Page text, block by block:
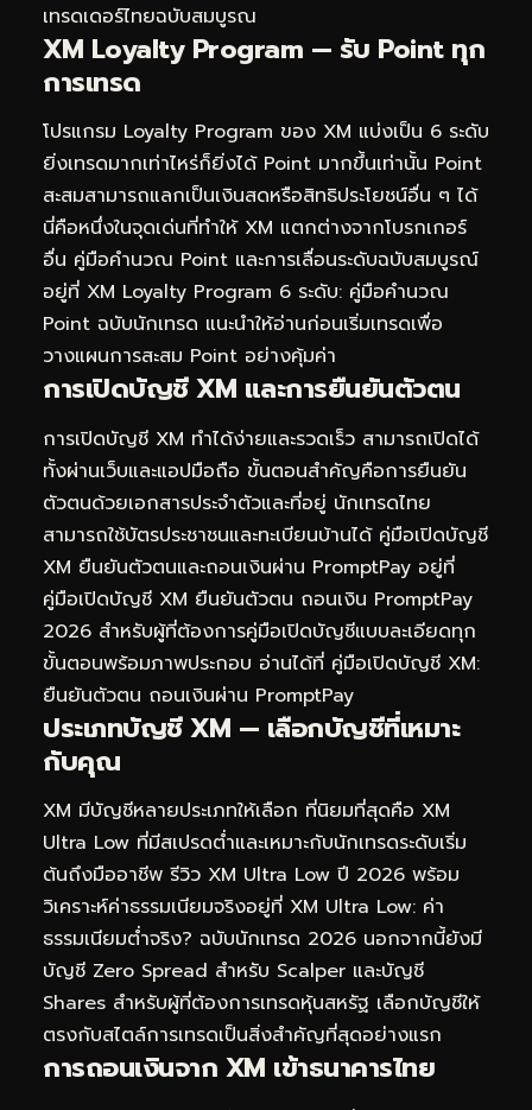
เทรดเดอร์ไทยฉบับสมบูรณ
XM Loyalty Program — รับ Point ทุก
การเทรด
โปรแกรม Loyalty Program ของ XM แบ่งเป็น 6 ระดับ
ยิ่งเทรดมากเท่าไหร่ก็ยิ่งได้ Point มากขึ้นเท่านั้น Point
สะสมสามารถแลกเป็นเงินสดหรือสิทธิประโยชน์อื่น ๆ ได้
นี่คือหนึ่งในจุดเด่นที่ทำให้ XM แตกต่างจากโบรกเกอร์
อื่น คู่มือคำนวณ Point และการเลื่อนระดับฉบับสมบูรณ์
อยู่ที่ XM Loyalty Program 6 ระดับ: คู่มือคำนวณ
Point ฉบับนักเทรด แนะนำให้อ่านก่อนเริ่มเทรดเพื่อ
วางแผนการสะสม Point อย่างคุ้มค่า
การเปิดบัญชี XM และการยืนยันตัวตน
การเปิดบัญชี XM ทำได้ง่ายและรวดเร็ว สามารถเปิดได้
ทั้งผ่านเว็บและแอปมือถือ ขั้นตอนสำคัญคือการยืนยัน
ตัวตนด้วยเอกสารประจำตัวและที่อยู่ นักเทรดไทย
สามารถใช้บัตรประชาชนและทะเบียนบ้านได้ คู่มือเปิดบัญชี
XM ยืนยันตัวตนและถอนเงินผ่าน PromptPay อยู่ที่
คู่มือเปิดบัญชี XM ยืนยันตัวตน ถอนเงิน PromptPay
2026 สำหรับผู้ที่ต้องการคู่มือเปิดบัญชีแบบละเอียดทุก
ขั้นตอนพร้อมภาพประกอบ อ่านได้ที่ คู่มือเปิดบัญชี XM:
ยืนยันตัวตน ถอนเงินผ่าน PromptPay
ประเภทบัญชี XM — เลือกบัญชีที่เหมาะ
กับคุณ
XM มีบัญชีหลายประเภทให้เลือก ที่นิยมที่สุดคือ XM
Ultra Low ที่มีสเปรดต่ำและเหมาะกับนักเทรดระดับเริ่ม
ต้นถึงมืออาชีพ รีวิว XM Ultra Low ปี 2026 พร้อม
วิเคราะห์ค่าธรรมเนียมจริงอยู่ที่ XM Ultra Low: ค่า
ธรรมเนียมต่ำจริง? ฉบับนักเทรด 2026 นอกจากนี้ยังมี
บัญชี Zero Spread สำหรับ Scalper และบัญชี
Shares สำหรับผู้ที่ต้องการเทรดหุ้นสหรัฐ เลือกบัญชีให้
ตรงกับสไตล์การเทรดเป็นสิ่งสำคัญที่สุดอย่างแรก
การถอนเงินจาก XM เข้าธนาคารไทย